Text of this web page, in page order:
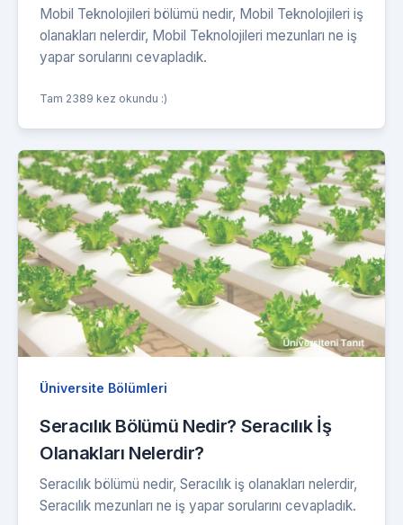
Mobil Teknolojileri bölümü nedir, Mobil Teknolojileri iş
olanakları nelerdir, Mobil Teknolojileri mezunları ne iş
yapar sorularını cevapladık.
Tam 2389 kez okundu :)
Üniversite Bölümleri
Seracılık Bölümü Nedir? Seracılık İş
Olanakları Nelerdir?
Seracılık bölümü nedir, Seracılık iş olanakları nelerdir,
Seracılık mezunları ne iş yapar sorularını cevapladık.